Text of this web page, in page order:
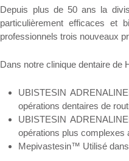
Depuis plus de 50 ans la
particulièrement efficaces
professionnels trois nouveaux
Dans notre clinique dentaire de
UBISTESIN
opérations dentaires de
UBISTESIN
opérations plus complexes
Mepivastesin™ Utilisé dans